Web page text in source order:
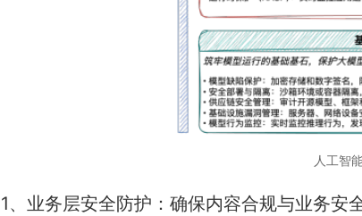
人工智
1、业务层安全防护：确保内容合规与业务安